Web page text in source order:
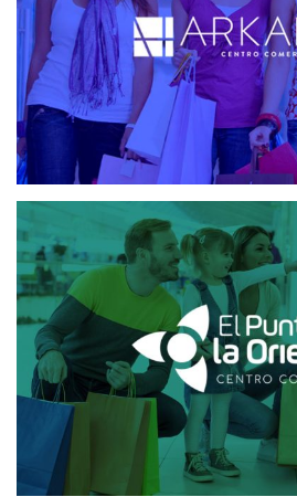
EL PUNTO DE LA ORIENTAL
CRM CRM CENTROS COMERCIALES
MAILING Y SMS PLATAFORMA
PLATAFORMA SMS